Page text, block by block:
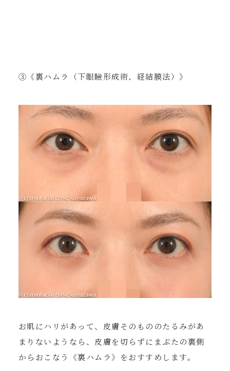
③《裏ハムラ（下眼瞼形成術、経結膜法）》
お肌にハリがあって、皮膚そのもののたるみがあ
まりないようなら、皮膚を切らずにまぶたの裏側
からおこなう《裏ハムラ》をおすすめします。